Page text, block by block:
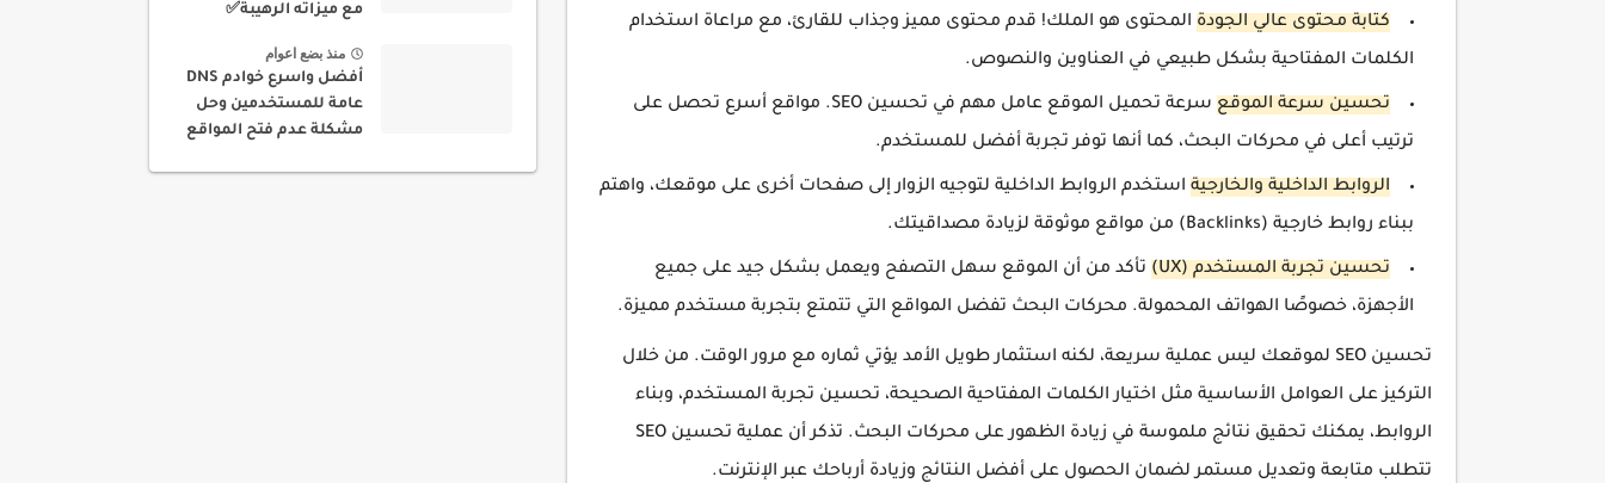
كتابة محتوى عالي الجودة المحتوى هو الملك! قدم محتوى مميز وجذاب للقارئ، مع مراعاة استخدام
الكلمات المفتاحية بشكل طبيعي في العناوين والنصوص.
تحسين سرعة الموقع
سرعة تحميل الموقع عامل مهم في تحسين SEO. مواقع أسرع تحصل على
ترتيب أعلى في محركات البحث، كما أنها توفر تجربة أفضل للمستخدم.
الروابط الداخلية والخارجية استخدم الروابط الداخلية لتوجيه الزوار إلى صفحات أخرى على موقعك، واهتم
ببناء روابط خارجية (Backlinks) من مواقع موثوقة لزيادة مصداقيتك.
تحسين تجربة المستخدم (UX)
تأكد من أن الموقع سهل التصفح ويعمل بشكل جيد على جميع
الأجهزة، خصوصًا الهواتف المحمولة. محركات البحث تفضل المواقع التي تتمتع بتجربة مستخدم مميزة.
تحسين SEO لموقعك ليس عملية سريعة، لكنه استثمار طويل الأمد يؤتي ثماره مع مرور الوقت. من خلال
التركيز على العوامل الأساسية مثل اختيار الكلمات المفتاحية الصحيحة، تحسين تجربة المستخدم، وبناء
الروابط، يمكنك تحقيق نتائج ملموسة في زيادة الظهور على محركات البحث. تذكر أن عملية تحسين SEO
تتطلب متابعة وتعديل مستمر لضمان الحصول على أفضل النتائج وزيادة أرباحك عبر الإنترنت.
مع ميزاته الرهيبة✅
منذ بضع اعوام
أفضل واسرع خوادم DNS
عامة للمستخدمين وحل
مشكلة عدم فتح المواقع